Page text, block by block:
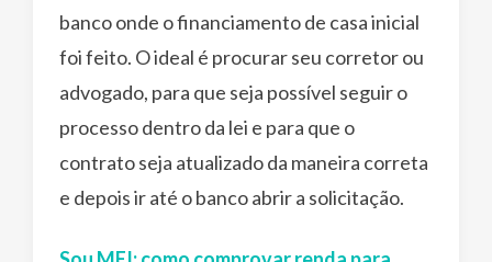
banco onde o financiamento de casa inicial
foi feito. O ideal é procurar seu corretor ou
advogado, para que seja possível seguir o
processo dentro da lei e para que o
contrato seja atualizado da maneira correta
e depois ir até o banco abrir a solicitação.